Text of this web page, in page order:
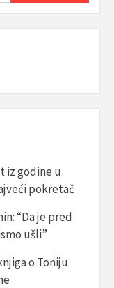
iz godine u
pokretač
“Da je pred
ušli”
o Toniju